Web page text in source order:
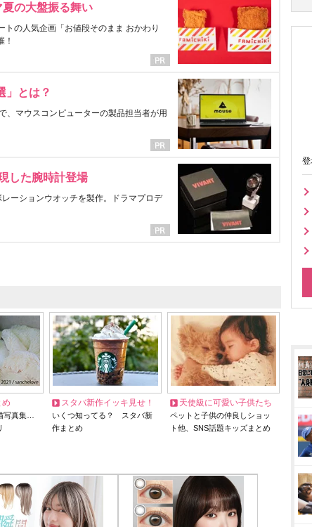
の大盤振る舞い
の人気企画「お値段そのまま おかわり
！
」とは？
、マウスコンピューターの製品担当者が用
した腕時計登場
ーションウオッチを製作。ドラマプロデ
め
写真集…
スタバ新作イッキ見せ！
いくつ知ってる？ スタバ新
作まとめ
天使級に可愛い子供たち
ペットと子供の仲良しショッ
ト他、SNS話題キッズまとめ